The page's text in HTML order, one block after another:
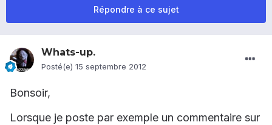
Répondre à ce sujet
Whats-up.
Posté(e) 15 septembre 2012
Bonsoir,
Lorsque je poste par exemple un commentaire sur